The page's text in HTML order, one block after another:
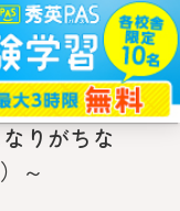
メディア
りがちな
～